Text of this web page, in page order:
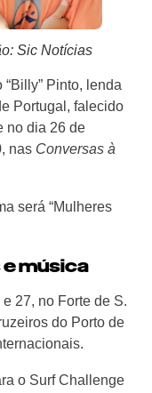
Sic Notícias
Pinto, lenda
Portugal, falecido
no dia 26 de
nas Conversas à
será “Mulheres
música
27, no Forte de S.
do Porto de
o Surf Challenge